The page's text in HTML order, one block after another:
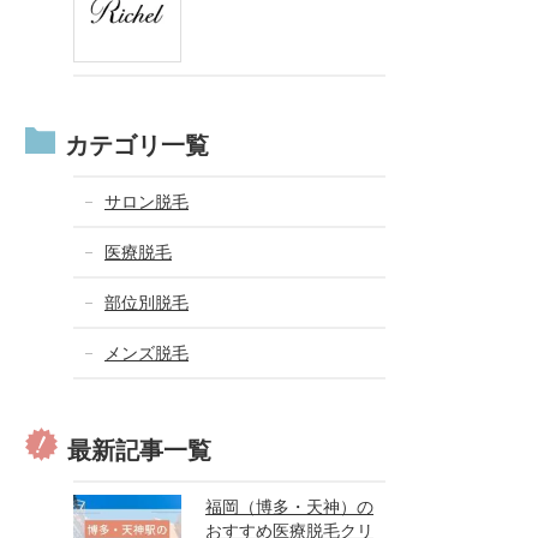
カテゴリ一覧
サロン脱毛
医療脱毛
部位別脱毛
メンズ脱毛
最新記事一覧
福岡（博多・天神）の
おすすめ医療脱毛クリ